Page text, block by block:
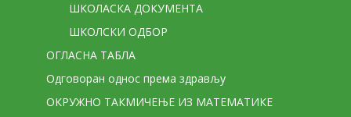
ШКОЛАСКА ДОКУМЕНТА
ШКОЛСКИ ОДБОР
ОГЛАСНА ТАБЛА
Одговоран однос према здрављу
ОКРУЖНО ТАКМИЧЕЊЕ ИЗ МАТЕМАТИКЕ